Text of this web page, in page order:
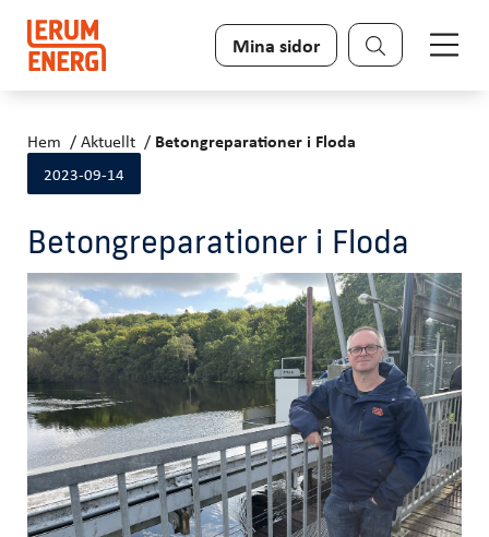
Sök
Mina sidor
Hem Aktuellt Betongreparationer i Floda
2023-09-14
Betongreparationer i Floda